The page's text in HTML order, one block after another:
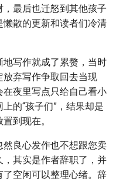
最后也迁怒到其他孩子
散的更新和读者们冷清
写作就成了累赘，当时
弃写作争取回去当现
夜里写点只给自己看小
的“孩子们”，结果却是
到现在。
良心发作也不想跟您卖
其实是作者辞职了，并
空闲可以整理心绪。辞